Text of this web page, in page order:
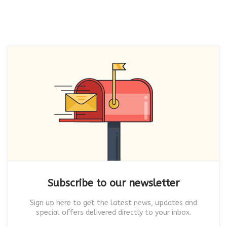
Subscribe to our newsletter
Sign up here to get the latest news, updates and
special offers delivered directly to your inbox.